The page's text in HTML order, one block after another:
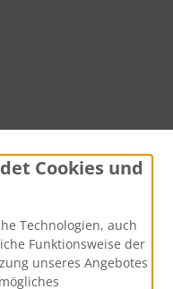
Cookies und
Technologien, auch
Funktionsweise der
unseres Angebotes